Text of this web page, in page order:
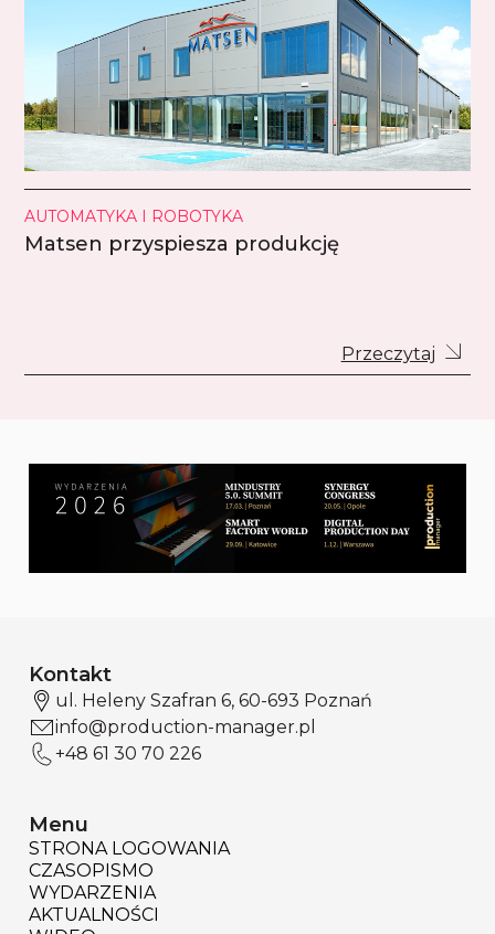
AUTOMATYKA I ROBOTYKA
Matsen przyspiesza produkcję
Przeczytaj
Kontakt
ul. Heleny Szafran 6, 60-693 Poznań
info@production-manager.pl
+48 61 30 70 226
Menu
STRONA LOGOWANIA
CZASOPISMO
WYDARZENIA
AKTUALNOŚCI